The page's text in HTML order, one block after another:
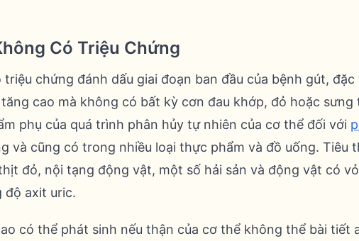
Có Triệu Chứng
chứng đánh dấu giai đoạn ban đầu của bệnh gút,
cao mà không có bất kỳ cơn đau khớp, đỏ hoặc sưng
phụ của quá trình phân hủy tự nhiên của cơ thể đối với
và cũng có trong nhiều loại thực phẩm và đồ uống. Tiêu
đỏ, nội tạng động vật, một số hải sản và động vật có
độ axit uric.
có thể phát sinh nếu thận của cơ thể không thể bài tiết